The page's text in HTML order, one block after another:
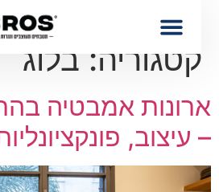
בלוג
אמבטיה
עיצוב, פונקציונליות